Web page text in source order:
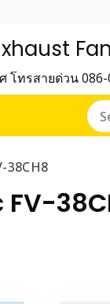
Fan
ทรสายด่วน 086-
38CH8